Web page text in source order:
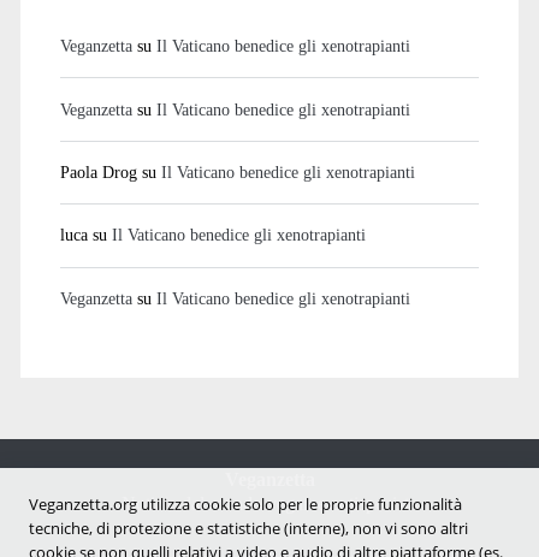
Veganzettasu Il Vaticano benedice gli xenotrapianti
Veganzettasu Il Vaticano benedice gli xenotrapianti
Paola Drogsu Il Vaticano benedice gli xenotrapianti
lucasu Il Vaticano benedice gli xenotrapianti
Veganzettasu Il Vaticano benedice gli xenotrapianti
Notizie dal mondo vegan e antispecista
Veganzetta.org utilizza cookie solo per le proprie funzionalità
tecniche, di protezione e statistiche (interne), non vi sono altri
cookie se non quelli relativi a video e audio di altre piattaforme (es.